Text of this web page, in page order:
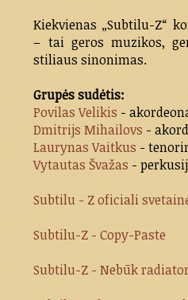
Kiekvienas „Subtilu-Z“
– tai geros muzikos,
stiliaus sinonimas.
Grupės sudėtis:
Povilas Velikis -
Dmitrijs Mihailovs -
Laurynas Vaitkus -
Vytautas Švažas -
Subtilu - Z oficiali
Subtilu-Z - Copy-Paste
Subtilu-Z - Nebūk